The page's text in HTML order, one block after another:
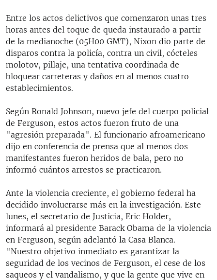
Entre los actos delictivos que comenzaron unas tres
horas antes del toque de queda instaurado a partir
de la medianoche (05H00 GMT), Nixon dio parte de
disparos contra la policía, contra un civil, cócteles
molotov, pillaje, una tentativa coordinada de
bloquear carreteras y daños en al menos cuatro
establecimientos.
Según Ronald Johnson, nuevo jefe del cuerpo policial
de Ferguson, estos actos fueron fruto de una
"agresión preparada". El funcionario afroamericano
dijo en conferencia de prensa que al menos dos
manifestantes fueron heridos de bala, pero no
informó cuántos arrestos se practicaron.
Ante la violencia creciente, el gobierno federal ha
decidido involucrarse más en la investigación. Este
lunes, el secretario de Justicia, Eric Holder,
informará al presidente Barack Obama de la violencia
en Ferguson, según adelantó la Casa Blanca.
"Nuestro objetivo inmediato es garantizar la
seguridad de los vecinos de Ferguson, el cese de los
saqueos y el vandalismo, y que la gente que vive en